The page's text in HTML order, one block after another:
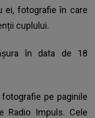
ei, fotografie în care
cuplului.
în data de 18
pe paginile
Radio Impuls. Cele